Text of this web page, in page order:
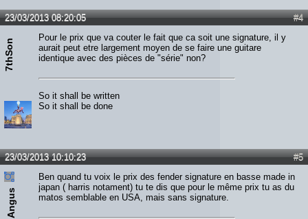
#4
23/03/2013 08:20:05
7thSon
Pour le prix que va couter le fait que ca soit une signature, il y
aurait peut etre largement moyen de se faire une guitare
identique avec des pièces de "série" non?
So it shall be written
So it shall be done
#5
23/03/2013 10:10:23
Angus
Ben quand tu voix le prix des fender signature en basse made in
japan ( harris notament) tu te dis que pour le même prix tu as du
matos semblable en USA, mais sans signature.